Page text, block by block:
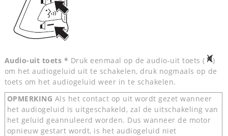
Audio-uit toets * Druk eenmaal op de audio-uit toets ( )
om het audiogeluid uit te schakelen, druk nogmaals op de
toets om het audiogeluid weer in te schakelen.
OPMERKING Als het contact op uit wordt gezet wanneer
het audiogeluid is uitgeschakeld, zal de uitschakeling van
het geluid geannuleerd worden. Dus wanneer de motor
opnieuw gestart wordt, is het audiogeluid niet